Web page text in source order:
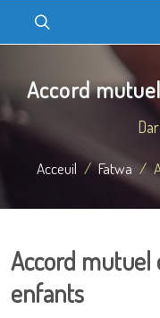
Accord
Acceuil Fatwa
Accord mutuel
enfants